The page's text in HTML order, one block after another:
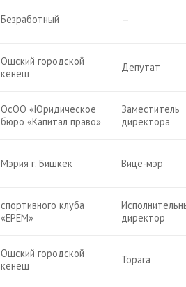
Безработный —
Ошский городской
кенеш
Депутат
ОсОО «Юридическое
бюро «Капитал право»
Заместитель
директора
Мэрия г. Бишкек Вице-мэр
спортивного клуба
«ЕРЕМ»
директор
Ошский городской
кенеш
Торага